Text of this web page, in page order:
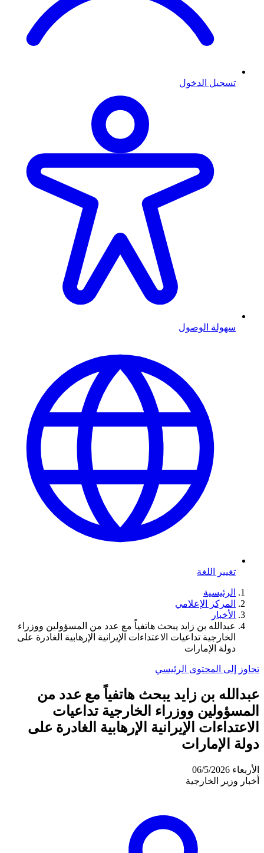
تسجيل الدخول
سهولة الوصول
تغيير اللغة
الرئيسية
المركز الإعلامي
الأخبار
عبدالله بن زايد يبحث هاتفياً مع عدد من المسؤولين ووزراء
الخارجية تداعيات الاعتداءات الإيرانية الإرهابية الغادرة على
دولة الإمارات
تجاوز إلى المحتوى الرئيسي
عبدالله بن زايد يبحث هاتفياً مع عدد من
المسؤولين ووزراء الخارجية تداعيات
الاعتداءات الإيرانية الإرهابية الغادرة على
دولة الإمارات
الأربعاء 06/5/2026
أخبار وزير الخارجية